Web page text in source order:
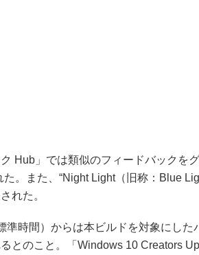
Hub」では類似のフィードバックをグ
た。また、“Night Light（旧称：Blue
れた。
時間）からは本ビルドを対象にした
とのこと。「Windows 10 Creators